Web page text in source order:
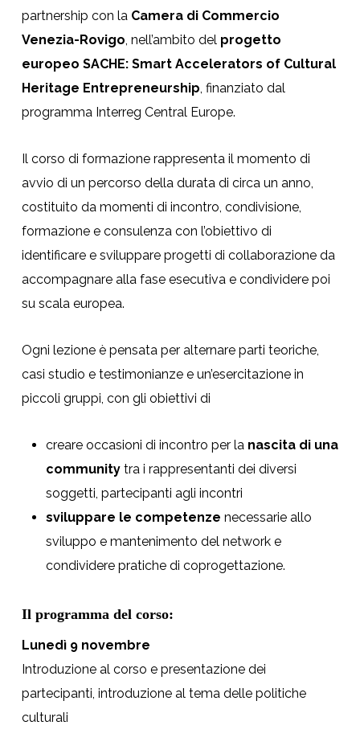
partnership con la Camera di Commercio
Venezia-Rovigo, nell’ambito del progetto
europeo SACHE: Smart Accelerators of Cultural
Heritage Entrepreneurship, finanziato dal
programma Interreg Central Europe.
Il corso di formazione rappresenta il momento di
avvio di un percorso della durata di circa un anno,
costituito da momenti di incontro, condivisione,
formazione e consulenza con l’obiettivo di
identificare e sviluppare progetti di collaborazione da
accompagnare alla fase esecutiva e condividere poi
su scala europea.
Ogni lezione è pensata per alternare parti teoriche,
casi studio e testimonianze e un’esercitazione in
piccoli gruppi, con gli obiettivi di
creare occasioni di incontro per lanascita di una
communitytra i rappresentanti dei diversi
soggetti, partecipanti agli incontri
sviluppare le competenze necessarie allo
sviluppo e mantenimento del network e
condividere pratiche di coprogettazione.
Il programma del corso:
Lunedì 9 novembre
Introduzione al corso e presentazione dei
partecipanti, introduzione al tema delle politiche
culturali